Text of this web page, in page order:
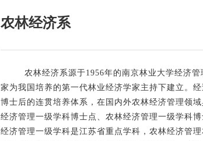
农林经济系
农林经济系源于1956年的南京林业大学经济
家为我国培养的第一代林业经济学家主持下建立。经
博士后的连贯培养体系，在国内外农林经济管理领
经济管理一级学科博士点、农林经济管理一级学科
经济管理一级学科是江苏省重点学科，农林经济管